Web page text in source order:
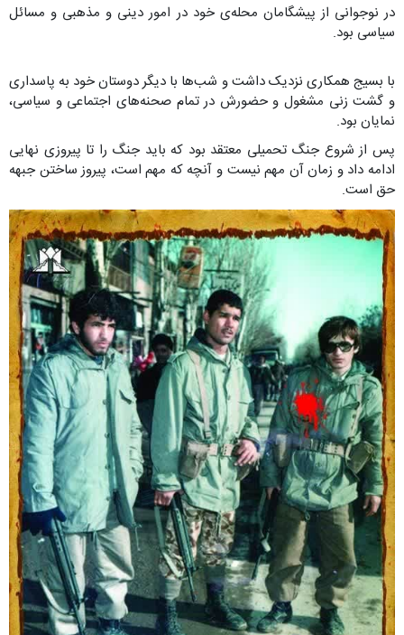
در نوجوانی از پیشگامان محله‌ی خود در امور دینی و مذهبی و مسائل
سیاسی بود.
با بسیج همکاری نزدیک داشت و شب‌ها با دیگر دوستان خود به پاسداری
و گشت زنی مشغول و حضورش در تمام صحنه‌های اجتماعی و سیاسی،
نمایان بود.
پس از شروع جنگ تحمیلی معتقد بود که باید جنگ را تا پیروزی نهایی
ادامه داد و زمان آن مهم نیست و آنچه که مهم است، پیروز ساختن جبهه
حق است.